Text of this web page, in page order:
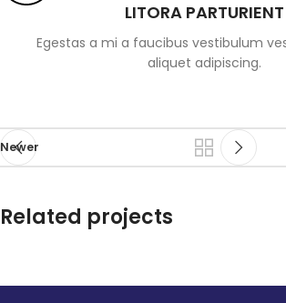
LITORA PARTURIENT
Egestas a mi a faucibus vestibulum
aliquet adipiscing.
Newer
Related projects